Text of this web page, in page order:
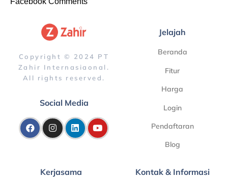
Copyright © 2024 PT
Zahir Internasiaonal.
All rights reserved.
Social Media
Jelajah
Beranda
Fitur
Harga
Login
Pendaftaran
Blog
Kerjasama Kontak & Informasi